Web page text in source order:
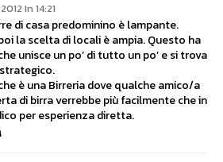
In 14:21
di casa predominino è lampante.
la scelta di locali è ampia. Questo ha
unisce un po’ di tutto un po’ e si trova
è una Birreria dove qualche amico/a
di birra verrebbe più facilmente che in
per esperienza diretta.